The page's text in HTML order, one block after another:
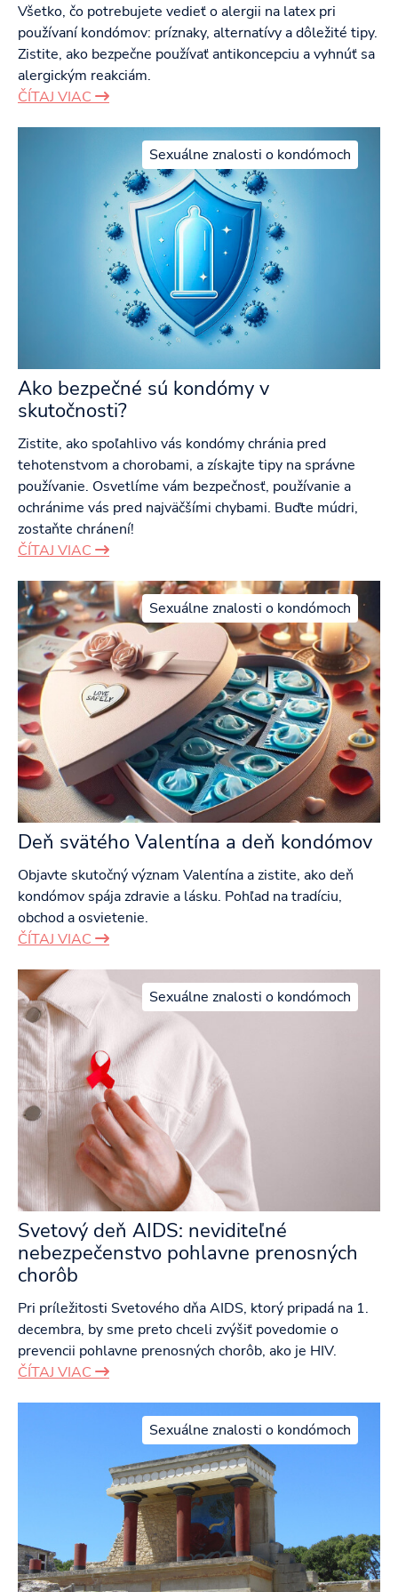
Všetko, čo potrebujete vedieť o alergii na latex pri
používaní kondómov: príznaky, alternatívy a dôležité tipy.
Zistite, ako bezpečne používať antikoncepciu a vyhnúť sa
alergickým reakciám.
ČÍTAJ VIAC
Sexuálne znalosti o kondómoch
Ako bezpečné sú kondómy v
skutočnosti?
Zistite, ako spoľahlivo vás kondómy chránia pred
tehotenstvom a chorobami, a získajte tipy na správne
používanie. Osvetlíme vám bezpečnosť, používanie a
ochránime vás pred najväčšími chybami. Buďte múdri,
zostaňte chránení!
ČÍTAJ VIAC
Sexuálne znalosti o kondómoch
Deň svätého Valentína a deň kondómov
Objavte skutočný význam Valentína a zistite, ako deň
kondómov spája zdravie a lásku. Pohľad na tradíciu,
obchod a osvietenie.
ČÍTAJ VIAC
Sexuálne znalosti o kondómoch
Svetový deň AIDS: neviditeľné
nebezpečenstvo pohlavne prenosných
chorôb
Pri príležitosti Svetového dňa AIDS, ktorý pripadá na 1.
decembra, by sme preto chceli zvýšiť povedomie o
prevencii pohlavne prenosných chorôb, ako je HIV.
ČÍTAJ VIAC
Sexuálne znalosti o kondómoch